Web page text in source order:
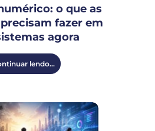
o que as
fazer em
agora
lendo...